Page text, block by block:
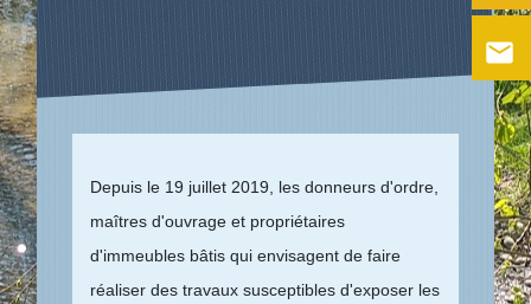
Depuis le 19 juillet 2019, les donneurs d'ordre,
maîtres d'ouvrage et propriétaires
d'immeubles bâtis qui envisagent de faire
réaliser des travaux susceptibles d'exposer les
email